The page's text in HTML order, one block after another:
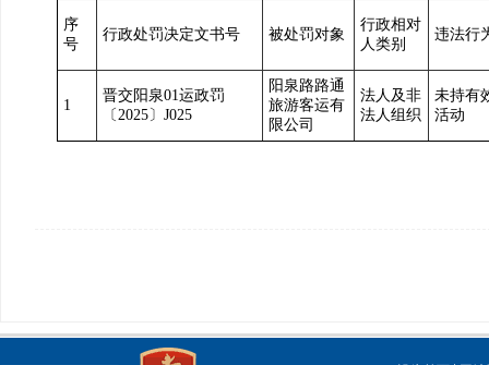
序
号
行政处罚决定文书号 被处罚对象
行政相对
人类别
违法行
1
晋交阳泉01运政罚
〔2025〕J025
阳泉路路通
旅游客运有
限公司
法人及非
法人组织
未持有
活动